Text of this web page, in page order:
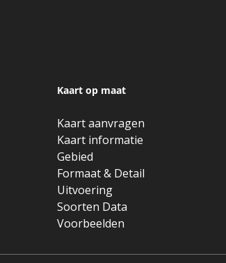
Kaart op maat
Kaart aanvragen
Kaart informatie
Gebied
Formaat & Detail
Uitvoering
Soorten Data
Voorbeelden